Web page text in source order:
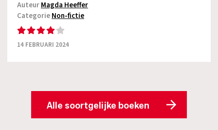
AuteurMagda Heeffer
CategorieNon-fictie
14 FEBRUARI 2024
Alle soortgelijke boeken